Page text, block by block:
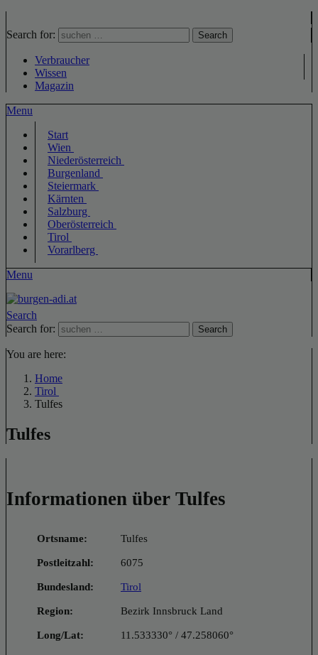
Search for: Search
Verbraucher
Wissen
Magazin
Menu
Start
Wien
Niederösterreich
Burgenland
Steiermark
Kärnten
Salzburg
Oberösterreich
Tirol
Vorarlberg
Menu
Search
Search for:
Search
You are here:
Home
Tirol
Tulfes
Tulfes
Informationen über Tulfes
Ortsname: Tulfes
Postleitzahl: 6075
Bundesland: Tirol
Region: Bezirk Innsbruck Land
Long/Lat: 11.533330° / 47.258060°